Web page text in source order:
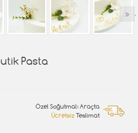
›
Pasta
Özel Soğutmalı Araçta
Ücretsiz Teslimat